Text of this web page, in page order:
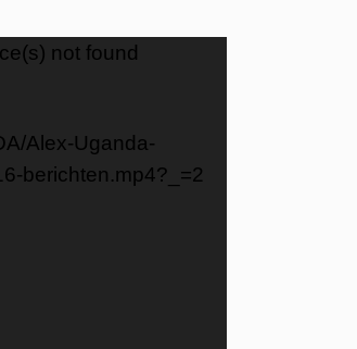
not found
Alex-Uganda-
berichten.mp4?_=2